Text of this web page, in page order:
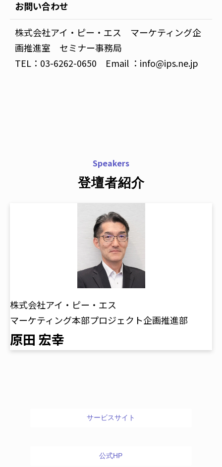
お問い合わせ
株式会社アイ・ピー・エス マーケティング企
画推進室 セミナー事務局
TEL：03-6262-0650 Email ：info@ips.ne.jp
Speakers
登壇者紹介
株式会社アイ・ピー・エス
マーケティング本部プロジェクト企画推進部
原田 宏幸
サービスサイト
公式HP